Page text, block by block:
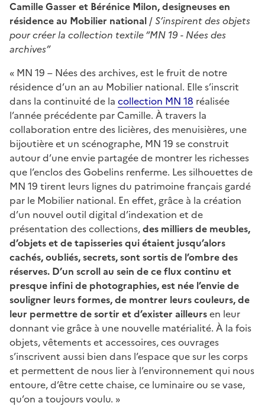
Camille Gasser et Bérénice Milon, designeuses en
résidence au Mobilier national /S’inspirent des objets
pour créer la collection textile “MN 19 - Nées des
archives”
« MN 19 – Nées des archives, est le fruit de notre
résidence d’un an au Mobilier national. Elle s’inscrit
dans la continuité de la collection MN 18 réalisée
l’année précédente par Camille. À travers la
collaboration entre des licières, des menuisières, une
bijoutière et un scénographe, MN 19 se construit
autour d’une envie partagée de montrer les richesses
que l’enclos des Gobelins renferme. Les silhouettes de
MN 19 tirent leurs lignes du patrimoine français gardé
par le Mobilier national. En effet, grâce à la création
d’un nouvel outil digital d’indexation et de
présentation des collections,des milliers de meubles,
d’objets et de tapisseries qui étaient jusqu’alors
cachés, oubliés, secrets, sont sortis de l’ombre des
réserves. D’un scroll au sein de ce flux continu et
presque infini de photographies, est née l’envie de
souligner leurs formes, de montrer leurs couleurs, de
leur permettre de sortir et d’exister ailleursen leur
donnant vie grâce à une nouvelle matérialité. À la fois
objets, vêtements et accessoires, ces ouvrages
s’inscrivent aussi bien dans l’espace que sur les corps
et permettent de nous lier à l’environnement qui nous
entoure, d’être cette chaise, ce luminaire ou se vase,
qu’on a toujours voulu. »